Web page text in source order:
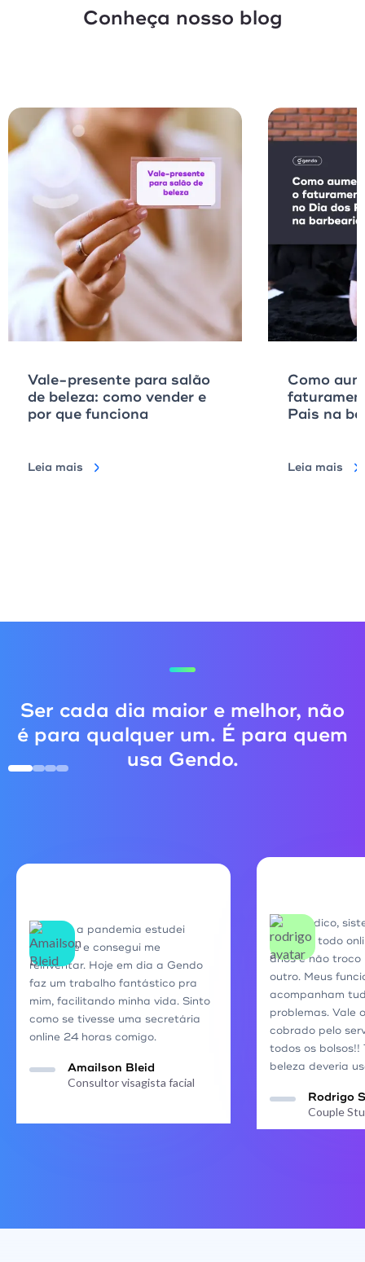
Conheça nosso blog
Vendas
Vale-presente para salão
de beleza: como vender e
por que funciona
Leia mais
Como
Pais na
Leia mais
Ser cada dia maior e melhor, não
é para qualquer um. É para quem
usa Gendo.
Durante a pandemia estudei
bastante e consegui me
reinventar. Hoje em dia a Gendo
faz um trabalho fantástico pra
mim, facilitando minha vida. Sinto
como se tivesse uma secretária
online 24 horas comigo.
Amailson Bleid
Consultor visagista facial
Super indico,
rápido e todo
anos e não troco
outro. Meus
acompanham
problemas. Vale
cobrado pelo
todos os bolsos!!
beleza deveria
Rodrigo
Couple